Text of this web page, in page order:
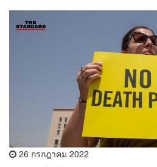
26 กรกฎาคม 2022